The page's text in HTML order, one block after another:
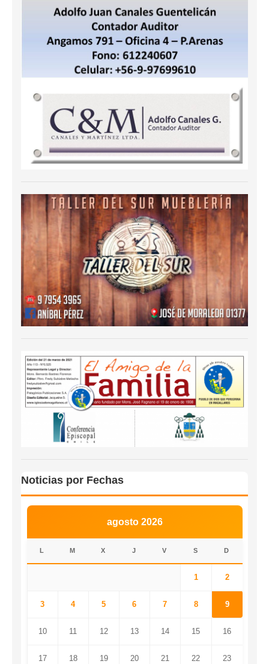
Noticias por Fechas
agosto 2026
L M X J V S D
1 2
3 4 5 6 7 8 9
10 11 12 13 14 15 16
17 18 19 20 21 22 23